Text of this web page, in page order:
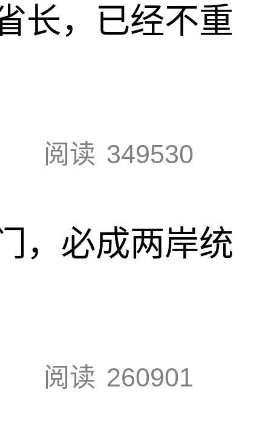
长，已经不重
阅读 349530
，必成两岸统
阅读 260901